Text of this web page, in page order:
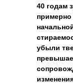
40 годам
примерно
убыли